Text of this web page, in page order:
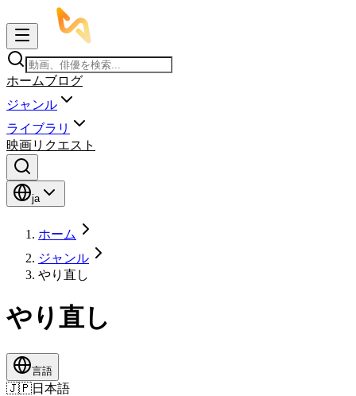
ホームブログ
ジャンル
ライブラリ
映画リクエスト
ja
ホーム
ジャンル
やり直し
やり直し
言語
🇯🇵日本語